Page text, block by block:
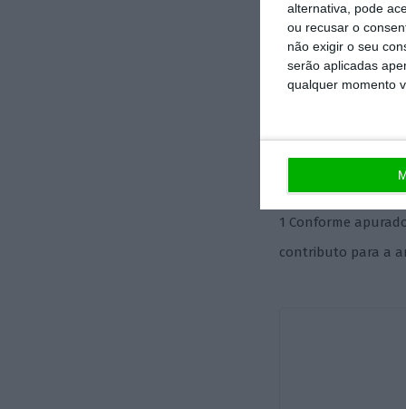
alternativa, pode
ou recusar o
não exigir o seu
serão aplicadas
qualquer momento
positiva dos
manifesto
endógeno dos
os seus
menos
1 Conforme
contributo para a